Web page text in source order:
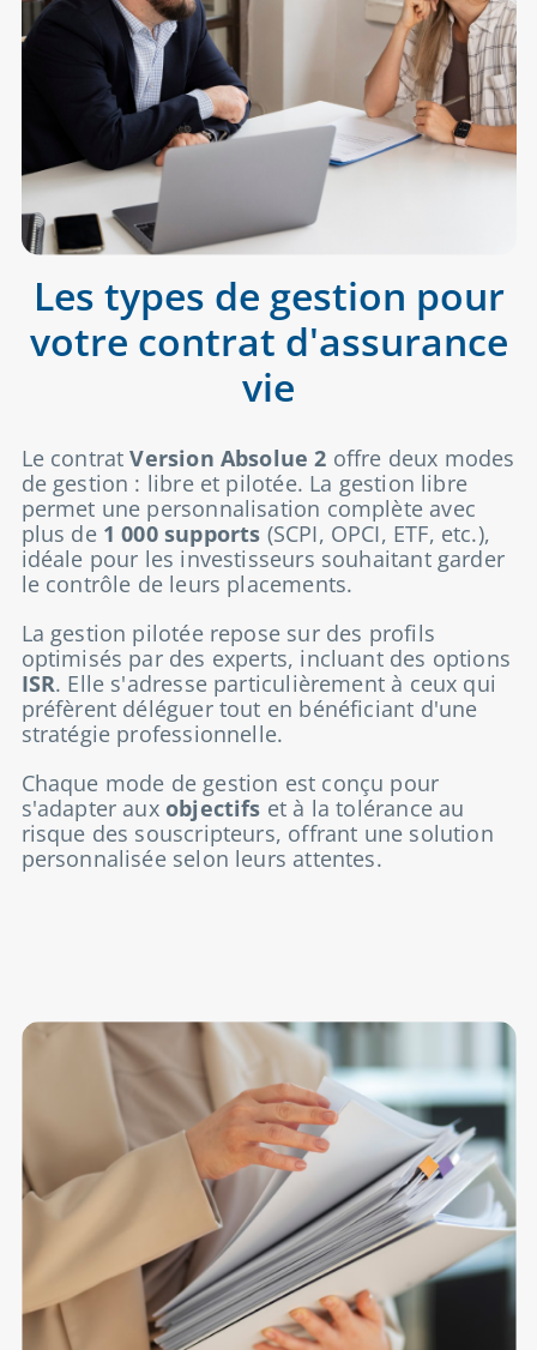
Les types de gestion pour
votre contrat d'assurance
vie
Le contratVersion Absolue 2 offre deux modes
de gestion : libre et pilotée. La gestion libre
permet une personnalisation complète avec
plus de 1 000 supports (SCPI, OPCI, ETF, etc.),
idéale pour les investisseurs souhaitant garder
le contrôle de leurs placements.
La gestion pilotée repose sur des profils
optimisés par des experts, incluant des options
ISR. Elle s'adresse particulièrement à ceux qui
préfèrent déléguer tout en bénéficiant d'une
stratégie professionnelle.
Chaque mode de gestion est conçu pour
s'adapter auxobjectifs et à la tolérance au
risque des souscripteurs, offrant une solution
personnalisée selon leurs attentes.